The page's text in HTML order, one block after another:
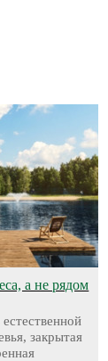
а не рядом
закрытая